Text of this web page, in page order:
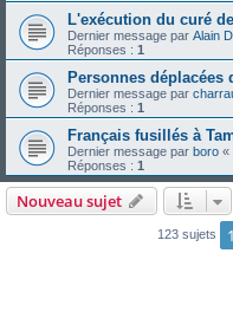
L'exécution du curé
Dernier message par Alain
Réponses : 1
Personnes déplacées
Dernier message par
Réponses : 1
Français fusillés à
Dernier message par boro «
Réponses : 1
Nouveau sujet
123 sujets 1